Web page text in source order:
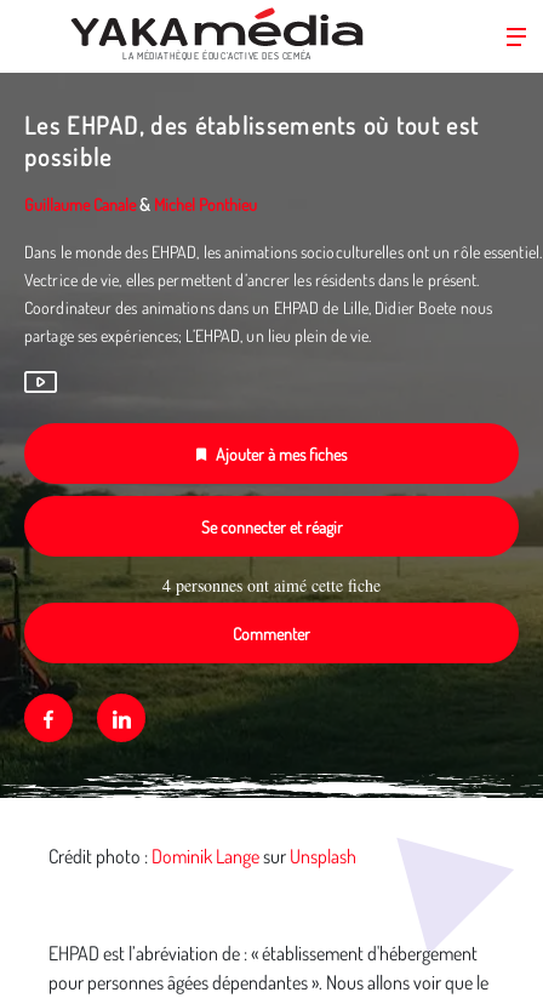
principal
LA MÉDIATHÈQUE ÉDUC’ACTIVE DES CEMÉA
Les EHPAD, des établissements où tout est
possible
Guillaume Canale& Michel Ponthieu
Dans le monde des EHPAD, les animations socioculturelles ont un rôle essentiel.
Vectrice de vie, elles permettent d’ancrer les résidents dans le présent.
Coordinateur des animations dans un EHPAD de Lille, Didier Boete nous
partage ses expériences; L’EHPAD, un lieu plein de vie.
Ajouter à mes fiches
Se connecter et réagir
4 personnes ont aimé cette fiche
Commenter
FacebookLinkedin
Crédit photo : Dominik Langesur Unsplash
EHPAD est l’abréviation de : « établissement d'hébergement
pour personnes âgées dépendantes ». Nous allons voir que le